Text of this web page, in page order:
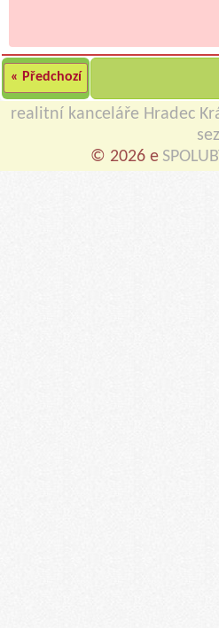
« Předchozí
realitní kanceláře Hradec
© 2026 e